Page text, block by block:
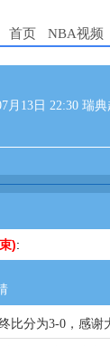
首页 NBA视频
月13日 22:30 瑞
):
比分为3-0，感谢